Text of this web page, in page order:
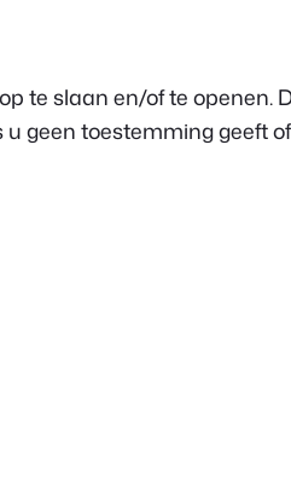
te slaan en/of te openen.
geen toestemming geeft